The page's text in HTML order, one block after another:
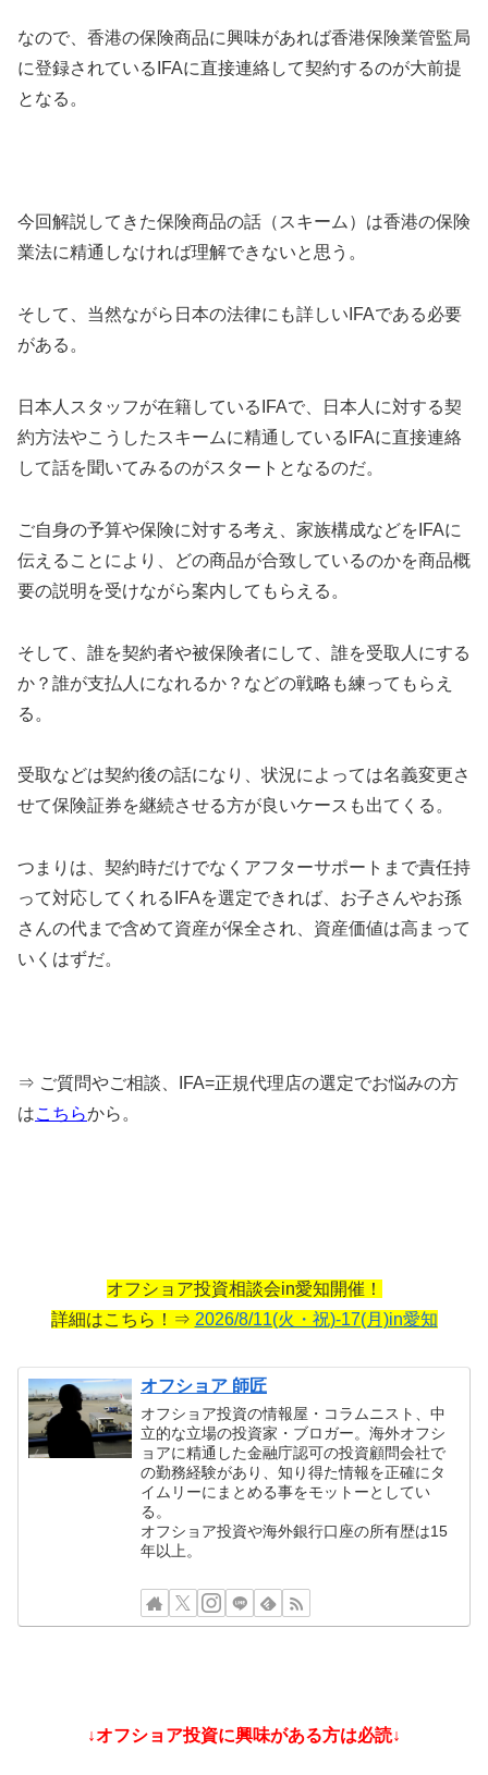
なので、香港の保険商品に興味があれば香港保険業管監局
に登録されているIFAに直接連絡して契約するのが大前提
となる。
今回解説してきた保険商品の話（スキーム）は香港の保険
業法に精通しなければ理解できないと思う。
そして、当然ながら日本の法律にも詳しいIFAである必要
がある。
日本人スタッフが在籍しているIFAで、日本人に対する契
約方法やこうしたスキームに精通しているIFAに直接連絡
して話を聞いてみるのがスタートとなるのだ。
ご自身の予算や保険に対する考え、家族構成などをIFAに
伝えることにより、どの商品が合致しているのかを商品概
要の説明を受けながら案内してもらえる。
そして、誰を契約者や被保険者にして、誰を受取人にする
か？誰が支払人になれるか？などの戦略も練ってもらえ
る。
受取などは契約後の話になり、状況によっては名義変更さ
せて保険証券を継続させる方が良いケースも出てくる。
つまりは、契約時だけでなくアフターサポートまで責任持
って対応してくれるIFAを選定できれば、お子さんやお孫
さんの代まで含めて資産が保全され、資産価値は高まって
いくはずだ。
⇒ ご質問やご相談、IFA=正規代理店の選定でお悩みの方
はこちらから。
オフショア投資相談会in愛知開催！
詳細はこちら！⇒ 2026/8/11(火・祝)-17(月)in愛知
オフショア 師匠
オフショア投資の情報屋・コラムニスト、中
立的な立場の投資家・ブロガー。海外オフシ
ョアに精通した金融庁認可の投資顧問会社で
の勤務経験があり、知り得た情報を正確にタ
イムリーにまとめる事をモットーとしてい
る。
オフショア投資や海外銀行口座の所有歴は15
年以上。
↓オフショア投資に興味がある方は必読↓